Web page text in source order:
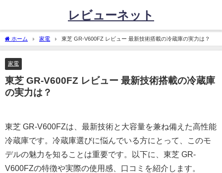
レビューネット
ホーム 家電 東芝 GR-V600FZ レビュー 最新技術搭載の冷蔵庫の実力は？
家電
東芝 GR-V600FZ レビュー 最新技術搭載の冷蔵庫
の実力は？
東芝 GR-V600FZは、最新技術と大容量を兼ね備えた高性能
冷蔵庫です。冷蔵庫選びに悩んでいる方にとって、このモ
デルの魅力を知ることは重要です。以下に、東芝 GR-
V600FZの特徴や実際の使用感、口コミを紹介します。